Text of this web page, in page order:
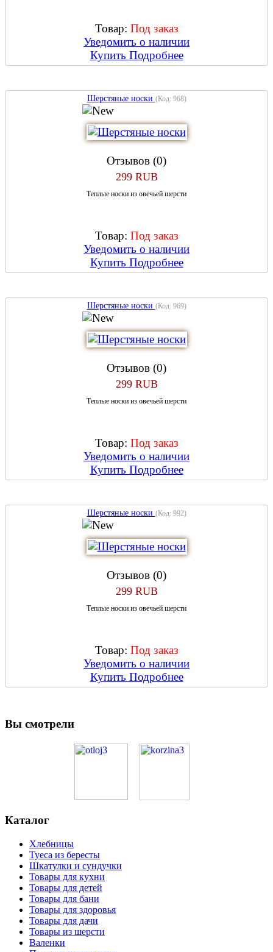
Товар: Под заказ
Уведомить о наличии
Купить Подробнее
Шерстяные носки (Код: 968)
Отзывов (0)
299 RUB
Теплые носки из овечьей шерсти
Товар: Под заказ
Уведомить о наличии
Купить Подробнее
Шерстяные носки (Код: 969)
Отзывов (0)
299 RUB
Теплые носки из овечьей шерсти
Товар: Под заказ
Уведомить о наличии
Купить Подробнее
Шерстяные носки (Код: 992)
Отзывов (0)
299 RUB
Теплые носки из овечьей шерсти
Товар: Под заказ
Уведомить о наличии
Купить Подробнее
Вы смотрели
Каталог
Хлебницы
Туеса из бересты
Шкатулки и сундучки
Товары для кухни
Товары для детей
Товары для бани
Товары для здоровья
Товары для дачи
Товары из шерсти
Валенки